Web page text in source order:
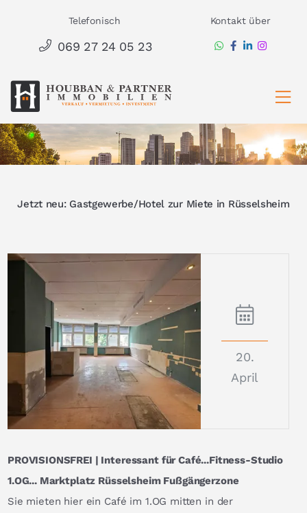
springen
Telefonisch
069 27 24 05 23
Kontakt über
Jetzt neu: Gastgewerbe/Hotel zur Miete in Rüsselsheim
20.
April
PROVISIONSFREI | Interessant für Café...Fitness-Studio
1.OG... Marktplatz Rüsselsheim Fußgängerzone
Sie mieten hier ein Café im 1.OG mitten in der